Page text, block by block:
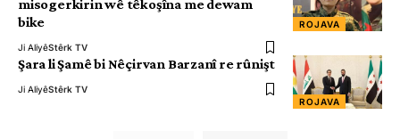
ROJAVA
misogerkirin wê têkoşîna me dewam
bike
Ji AliyêStêrk TV
ROJAVA
Şara li Şamê bi Nêçirvan Barzanî re rûnişt
Ji AliyêStêrk TV